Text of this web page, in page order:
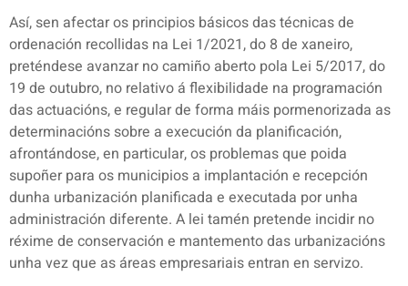
Así, sen afectar os principios básicos das técnicas de
ordenación recollidas na Lei 1/2021, do 8 de xaneiro,
preténdese avanzar no camiño aberto pola Lei 5/2017, do
19 de outubro, no relativo á flexibilidade na programación
das actuacións, e regular de forma máis pormenorizada as
determinacións sobre a execución da planificación,
afrontándose, en particular, os problemas que poida
supoñer para os municipios a implantación e recepción
dunha urbanización planificada e executada por unha
administración diferente. A lei tamén pretende incidir no
réxime de conservación e mantemento das urbanizacións
unha vez que as áreas empresariais entran en servizo.